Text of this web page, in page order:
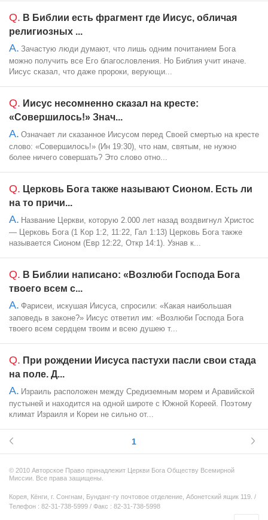
Q. В Библии есть фрагмент где Иисус, обличая
религиозных ...
A. Зачастую люди думают, что лишь одним почитанием Бога
можно получить все Его благословления. Но Библия учит иначе.
Иисус сказал, что даже пророки, верующи...
Q. Иисус несомненно сказал на кресте:
«Совершилось!» Знач...
A. Означает ли сказанное Иисусом перед Своей смертью на кресте
слово: «Совершилось!» (Ин 19:30), что нам, святым, не нужно
более ничего совершать? Это слово отно...
Q. Церковь Бога также называют Сионом. Есть ли
на то причи...
A. Название Церкви, которую 2.000 лет назад воздвигнул Христос
— Церковь Бога (1 Кор 1:2, 11:22, Гал 1:13) Церковь Бога также
называется Сионом (Евр 12:22, Откр 14:1). Узнав к...
Q. В Библии написано: «Возлюби Господа Бога
твоего всем с...
A. Фарисеи, искушая Иисуса, спросили: «Какая наибольшая
заповедь в законе?» Иисус ответил им: «Возлюби Господа Бога
твоего всем сердцем твоим и всею душею т...
Q. При рождении Иисуса пастухи пасли свои стада
на поле. Д...
A. Израиль расположен между Средиземным морем и Аравийской
пустыней и находится на одной широте с Южной Кореей. Поэтому
климат Израиля и Кореи не сильно от...
1
© 2010 Авторское Право принадлежит Церкви Бога Обществу Всемирной
Миссии. Все права защищены.
Корея, Кёнги, г. Сонгнам, Бунданг-гу почтовое отделение, Абонетский ящик 119. /
Телефон : 82-31-738-5999 / Факс : 82-31-738-5998